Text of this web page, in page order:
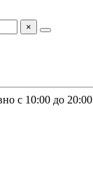
×
с 10:00 до 20:00